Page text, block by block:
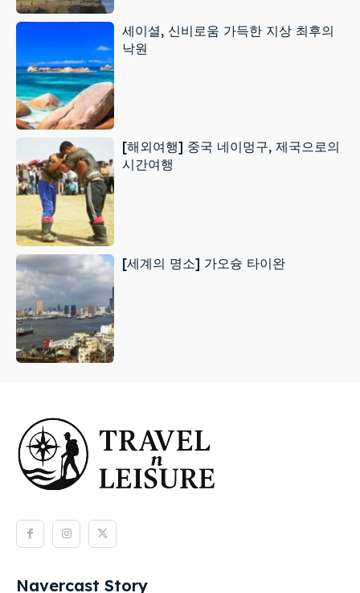
세이셜, 신비로움 가득한 지상 최후의
낙원
[해외여행] 중국 네이멍구, 제국으로의
시간여행
[세계의 명소] 가오슝 타이완
Navercast Story